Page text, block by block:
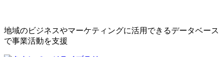
地域のビジネスやマーケティングに活用できるデータベース
で事業活動を支援